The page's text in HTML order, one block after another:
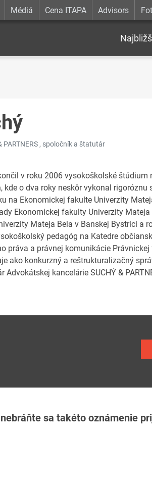
Médiá Cena ITAPA Advisors
, spoločník a štatutár
v roku 2006 vysokoškolské
o dva roky neskôr vykonal rigoróznu
na Ekonomickej fakulte Univerzity
Ekonomickej fakulty Univerzity
Mateja Bela v Banskej Bystrici a
pedagóg na Katedre
práva a právnej komunikácie
ako konkurzný a reštrukturalizačný
kancelárie SUCHÝ &
sa takéto oznámenie